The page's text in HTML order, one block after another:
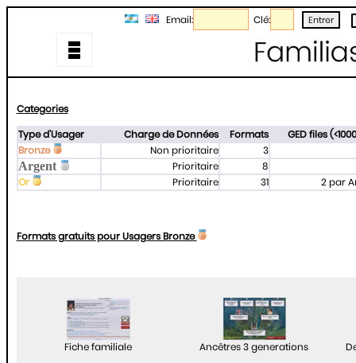
Email: Clé:
Categories
Type d'Usager
Charge de Données Formats
GED files
Bronze
Non prioritaire 3
Argent
Prioritaire 8
Or
Prioritaire 31 2 par
Formats gratuits pour Usagers Bronze
Fiche familiale Ancêtres 3 generations